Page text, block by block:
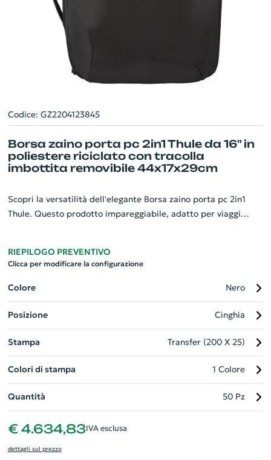
Codice: GZ2204123845
Borsa zaino porta pc 2in1 Thule da 16" in
poliestere riciclato con tracolla
imbottita removibile 44x17x29cm
Scopri la versatilità dell'elegante Borsa zaino porta pc 2in1
Thule. Questo prodotto impareggiabile, adatto per viaggi
15,6" e un tablet da 10,5", avendo tasche dedicate per
interne. O come borsa o come zaino, trasportatelo
comodamente grazie alla tracolla rimovibile imbottita.
Sostenibilità assicurata con il poliestere 1680 riciclato al 100%
certificato GRS e cerniere YKK di alta qualità.
RIEPILOGO PREVENTIVO
Clicca per modificare la configurazione
Colore Nero
Posizione Cinghia
Stampa Transfer (200 X 25)
Colori di stampa 1 Colore
Quantità 50 Pz
€ 4.634,83IVA esclusa
dettagli sul prezzo